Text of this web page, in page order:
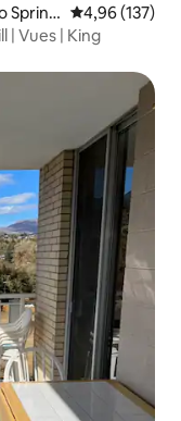
Spring Évaluation
4,96 (137)
| Vues | King